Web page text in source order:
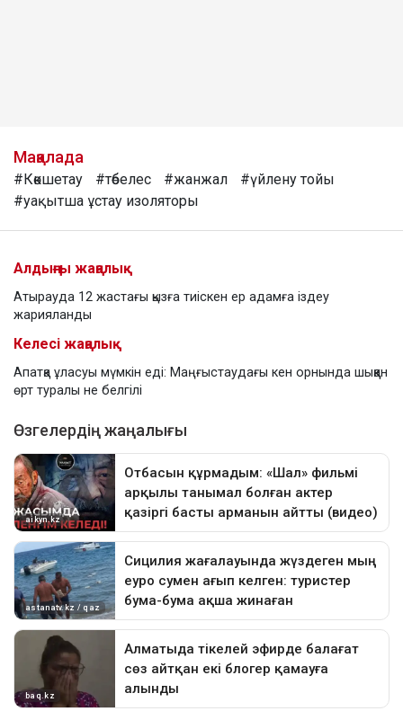
Мақалада
#Көкшетау #төбелес #жанжал
#үйлену тойы
#уақытша ұстау изоляторы
Алдыңғы жаңалық
Атырауда 12 жастағы қызға тиіскен ер адамға іздеу
жарияланды
Келесі жаңалық
Апатқа ұласуы мүмкін еді: Маңғыстаудағы кен орнында шыққан
өрт туралы не белгілі